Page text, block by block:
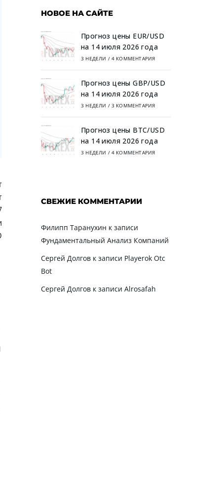
НОВОЕ НА САЙТЕ
Прогноз цены EUR/USD
на 14 июля 2026 года
3 НЕДЕЛИ / 4 КОММЕНТАРИЯ
Прогноз цены GBP/USD
на 14 июля 2026 года
3 НЕДЕЛИ / 3 КОММЕНТАРИЯ
Прогноз цены BTC/USD
на 14 июля 2026 года
3 НЕДЕЛИ / 4 КОММЕНТАРИЯ
СВЕЖИЕ КОММЕНТАРИИ
Филипп Таранухин к записи
Фундаментальный Анализ Компаний
Сергей Долговк записи Playerok Otc
Bot
Сергей Долговк записи Alrosafah